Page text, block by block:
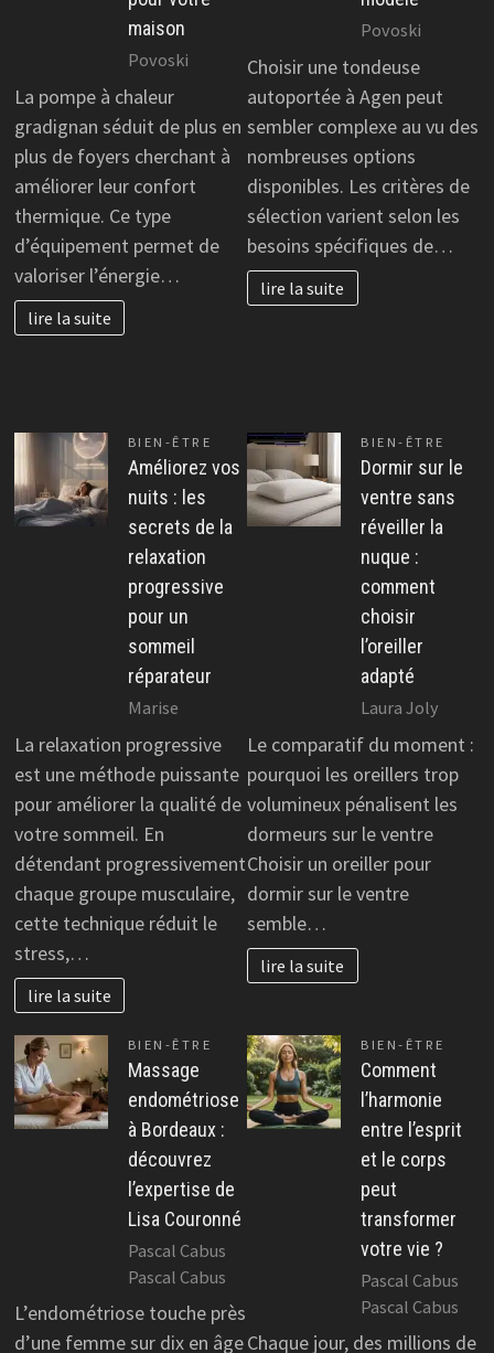
maison
Povoski
La pompe à chaleur
gradignan séduit de plus en
plus de foyers cherchant à
améliorer leur confort
thermique. Ce type
d’équipement permet de
valoriser l’énergie…
lire la suite
Povoski
Choisir une tondeuse
autoportée à Agen peut
sembler complexe au vu des
nombreuses options
disponibles. Les critères de
sélection varient selon les
besoins spécifiques de…
lire la suite
BIEN-ÊTRE
Améliorez vos
nuits : les
secrets de la
relaxation
progressive
pour un
sommeil
réparateur
Marise
La relaxation progressive
est une méthode puissante
pour améliorer la qualité de
votre sommeil. En
détendant progressivement
chaque groupe musculaire,
cette technique réduit le
stress,…
lire la suite
BIEN-ÊTRE
Dormir sur le
ventre sans
réveiller la
nuque :
comment
choisir
l’oreiller
adapté
Laura Joly
Le comparatif du moment :
pourquoi les oreillers trop
volumineux pénalisent les
dormeurs sur le ventre
Choisir un oreiller pour
dormir sur le ventre
semble…
lire la suite
BIEN-ÊTRE
Massage
endométriose
à Bordeaux :
découvrez
l’expertise de
Lisa Couronné
Pascal Cabus
Pascal Cabus
L’endométriose touche près
d’une femme sur dix en âge
BIEN-ÊTRE
Comment
l’harmonie
entre l’esprit
et le corps
peut
transformer
votre vie ?
Pascal Cabus
Pascal Cabus
Chaque jour, des millions de